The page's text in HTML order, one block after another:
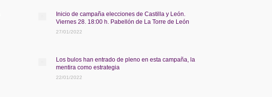
Inicio de campaña elecciones de Castilla y León.
Viernes 28. 18:00 h. Pabellón de La Torre de León
27/01/2022
Los bulos han entrado de pleno en esta campaña, la
mentira como estrategia
22/01/2022